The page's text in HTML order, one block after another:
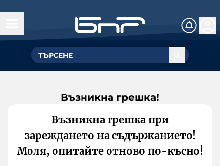
Възникна грешка!
Възникна грешка при
зареждането на съдържанието!
Моля, опитайте отново по-късно!